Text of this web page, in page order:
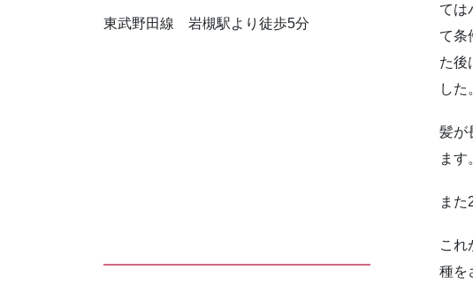
ては
て条
た後
した
髪が
ます
また
これ
種を
東武野田線 岩槻駅より徒歩5分